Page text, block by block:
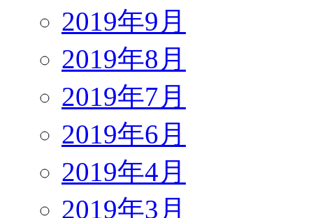
2019年9月
2019年8月
2019年7月
2019年6月
2019年4月
2019年3月